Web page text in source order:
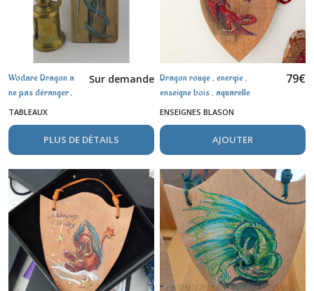
Wodare Dragon a
ne pas déranger ,
aquarelle sur bois
Sur demande
TABLEAUX
PLUS DE DÉTAILS
Dragon rouge , energie ,
enseigne bois , aquarelle
79€
ENSEIGNES BLASON
AJOUTER